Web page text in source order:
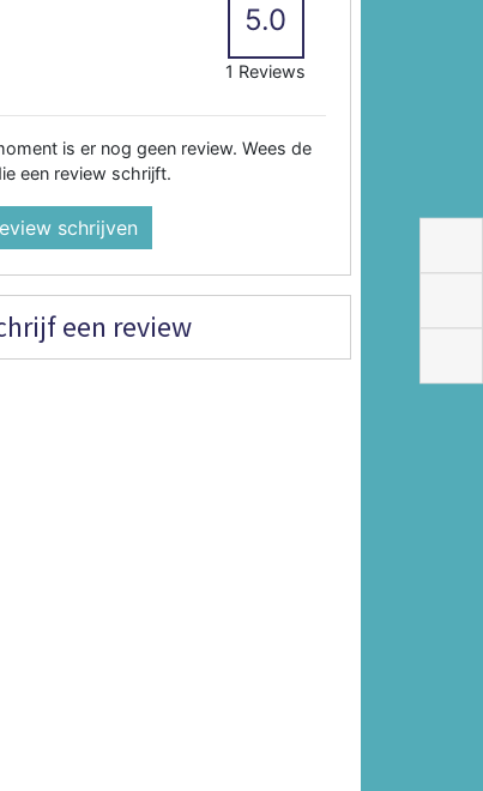
5.0
1 Reviews
is er nog geen review. Wees de
een review schrijft.
schrijven
een review